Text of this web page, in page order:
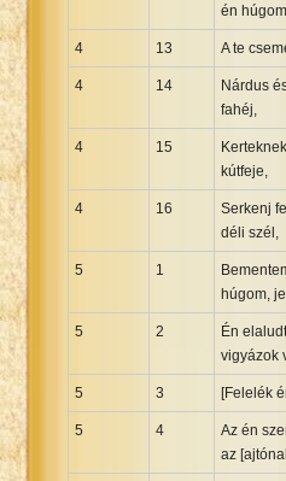
én
4 13 A te
4 14
Nárdus
fahéj,
4 15
kútfeje,
4 16
Serkenj
déli szél,
5 1
húgom,
5 2
Én
vigyázok
5 3 [Felelék
5 4
Az én
az